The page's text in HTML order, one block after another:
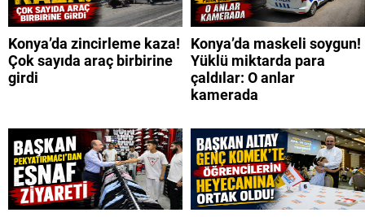
Konya’da zincirleme kaza!
Çok sayıda araç birbirine
girdi
Konya’da maskeli soygun!
Yüklü miktarda para
çaldılar: O anlar
kamerada